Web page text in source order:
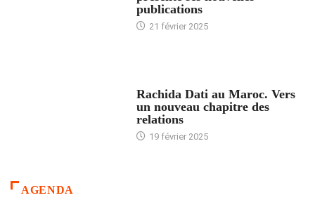
publications
21 février 2025
Rachida Dati au Maroc. Vers
un nouveau chapitre des
relations
19 février 2025
AGENDA